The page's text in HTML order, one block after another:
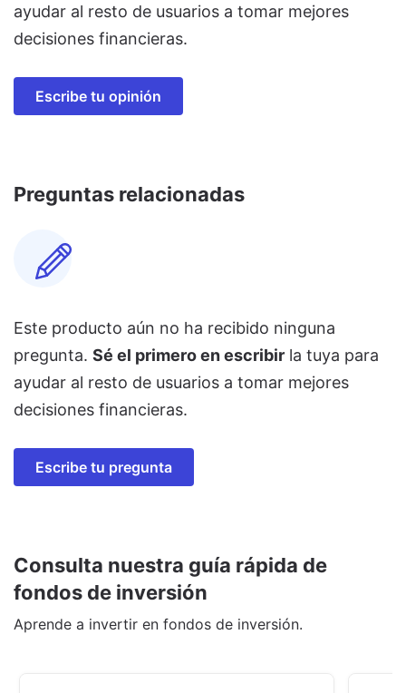
ayudar al resto de usuarios a tomar mejores
decisiones financieras.
Escribe tu opinión
Preguntas relacionadas
Este producto aún no ha recibido ninguna
pregunta. Sé el primero en escribir la tuya para
ayudar al resto de usuarios a tomar mejores
decisiones financieras.
Escribe tu pregunta
Consulta nuestra guía rápida de
fondos de inversión
Aprende a invertir en fondos de inversión.